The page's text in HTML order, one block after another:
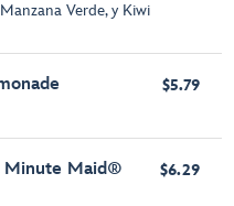
Verde, y Kiwi
$5.79
Minute Maid® $6.29